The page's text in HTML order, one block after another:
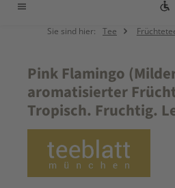
Sie sind hier: Tee
Pink Flamingo
aromatisierter
Tropisch. Fruchtig.